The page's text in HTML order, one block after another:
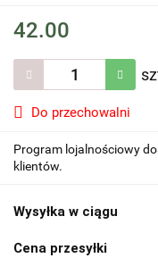
42.00
Do przechowalni
Program lojalnościowy
klientów.
Wysyłka w ciągu
Cena przesyłki